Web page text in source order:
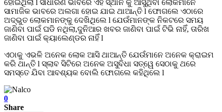
ହୋଇଥିଲା l ସାଧାରଣ ଭାବରେ ଏହି ସ୍ଥାନ କୁ ଆସୁଥିବା ଲୋକମାନେ
ସାମାଜିକ ଭାବରେ ଅଲଗା ହୋଇ ଯାଇ ଥାଆନ୍ତି l ଫୋଗଲେ ଏଠାରେ
ଅଦ୍ଭୁତ ଲୋକମାନଙ୍କୁ ଦେଖିଥିଲେ l ଯେଉଁମାନଙ୍କ ନିକଟରେ ସମୟ
ଜାଣିବା ପାଇଁ ଘଡି ନଥିଲା,ଦୁନିଆର ଖବର ଜାଣିବା ପାଇଁ ଟିଭି ନାହିଁ, ତାରିଖ
ଜାଣିବା ପାଇଁ କ୍ୟାଲେଣ୍ଡର ନାହିଁ l
ଏଠାକୁ ଏଭଳି ଅନେକ ଲୋକ ଆସି ଥାଆନ୍ତି ଯେଉଁମାନେ ଅନେକ କ୍ରାଇମ
କରି ଥାନ୍ତି l ସ୍ଲାବ ସିଟିରେ ଅନେକ ଅସୁବିଧା ସତ୍ୱେ ସେଠାକୁ ଥରେ
ସମସ୍ତେ ଯିବା ଆବଶ୍ୟକ ବୋଲି ଫୋଗଲେ କହିଥିଲେ l
0
Share